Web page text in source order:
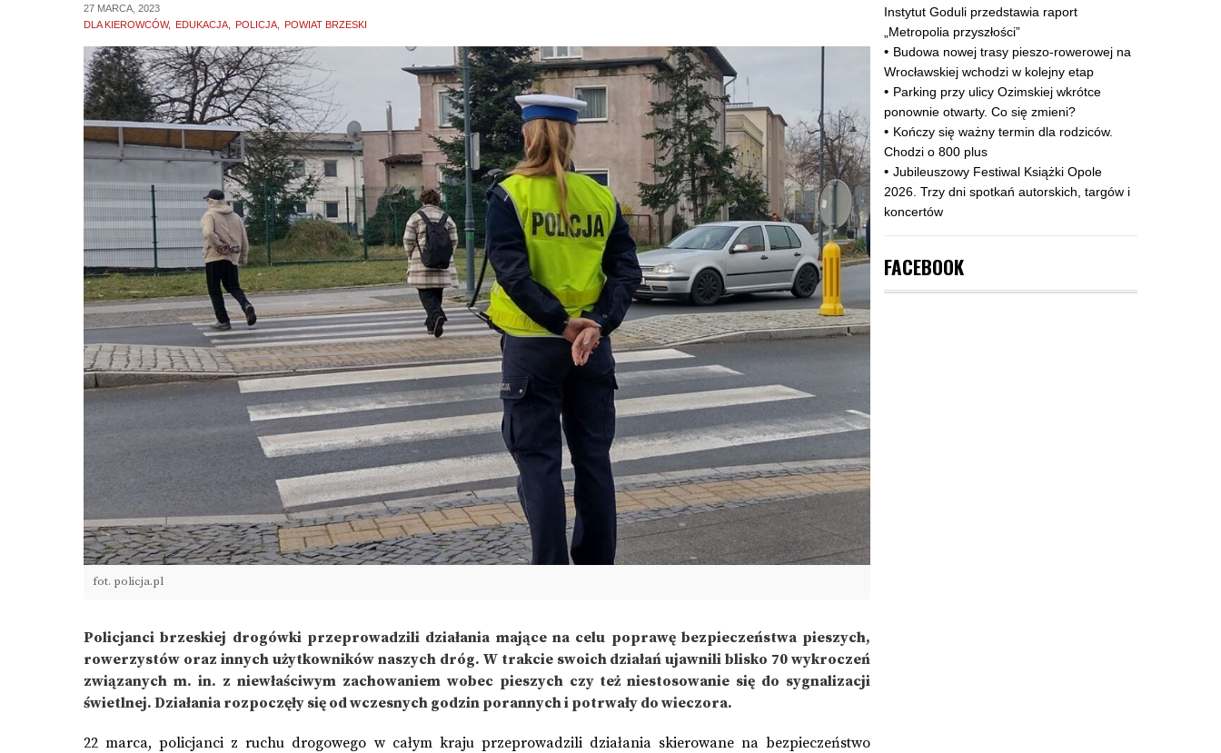
27 MARCA, 2023
DLA KIEROWCÓW
EDUKACJA POLICJA POWIAT BRZESKI
fot. policja.pl
Policjanci brzeskiej drogówki przeprowadzili działania mające na celu poprawę bezpieczeństwa pieszych,
rowerzystów oraz innych użytkowników naszych dróg. W trakcie swoich działań ujawnili blisko 70 wykroczeń
związanych m. in. z niewłaściwym zachowaniem wobec pieszych czy też niestosowanie się do sygnalizacji
świetlnej. Działania rozpoczęły się od wczesnych godzin porannych i potrwały do wieczora.
22 marca, policjanci z ruchu drogowego w całym kraju przeprowadzili działania skierowane na bezpieczeństwo
Instytut Goduli przedstawia raport
„Metropolia przyszłości”
Budowa nowej trasy pieszo‑rowerowej na
Wrocławskiej wchodzi w kolejny etap
Parking przy ulicy Ozimskiej wkrótce
ponownie otwarty. Co się zmieni?
Kończy się ważny termin dla rodziców.
Chodzi o 800 plus
Jubileuszowy Festiwal Książki Opole
2026. Trzy dni spotkań autorskich, targów i
koncertów
FACEBOOK